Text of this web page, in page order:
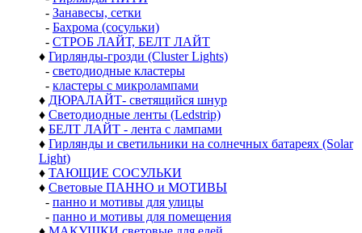
- Занавесы, сетки
- Бахрома (сосульки)
- СТРОБ ЛАЙТ, БЕЛТ ЛАЙТ
♦ Гирлянды-грозди (Cluster Lights)
- светодиодные кластеры
- кластеры с микролампами
♦ ДЮРАЛАЙТ- светящийся шнур
♦ Светодиодные ленты (Ledstrip)
♦ БЕЛТ ЛАЙТ - лента с лампами
♦ Гирлянды и светильники на солнечных батареях (Solar
Light)
♦ ТАЮЩИЕ СОСУЛЬКИ
♦ Световые ПАННО и МОТИВЫ
- панно и мотивы для улицы
- панно и мотивы для помещения